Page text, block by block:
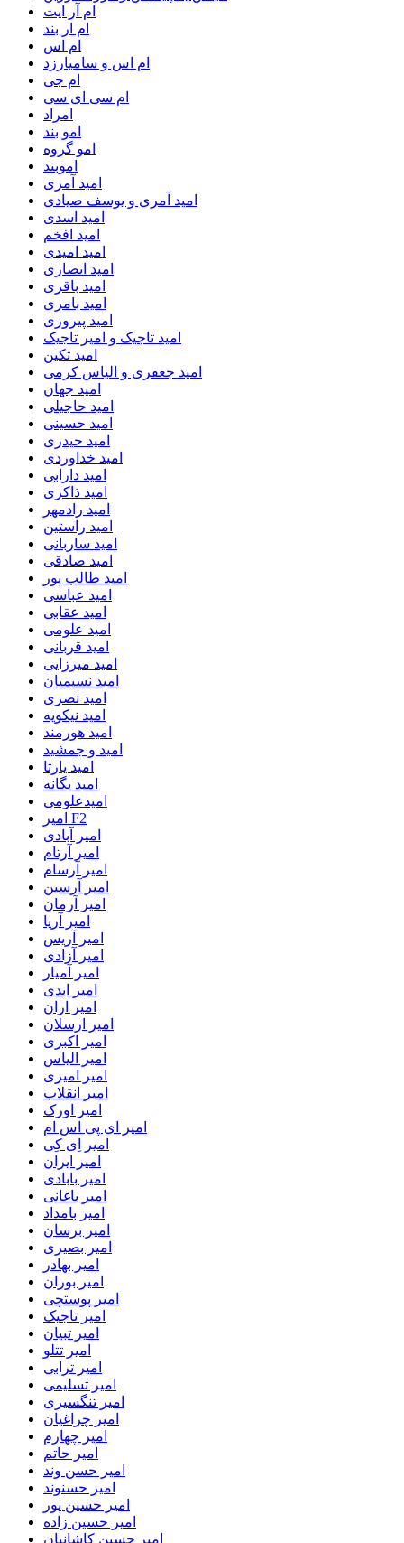
ام آر ایت
ام‌ ار بند
ام اس
ام اس و سامیارزد
ام جی
ام سی ای سی
امراد
امو بند
امو گروه
اموبند
امید آمری
امید آمری و یوسف صیادی
امید اسدی
امید افخم
امید امیدی
امید انصاری
امید باقری
امید بامری
امید پیروزی
امید تاجیک و امیر تاجیک
امید تکین
امید جعفری و الیاس کرمی
امید جهان
امید حاجیلی
امید حسینی
امید حیدری
امید خداوردی
امید دارابی
امید ذاکری
امید رادمهر
امید راستین
امید ساربانی
امید صادقی
امید طالب پور
امید عباسی
امید عقابی
امید علومی
امید قربانی
امید میرزایی
امید نسیمیان
امید نصری
امید نیکویه
امید هورمند
امید و جمشید
امید یارتا
امید یگانه
امیدعلومی
امیر F2
امیر آبادی
امیر آرتام
امیر آرسام
امیر آرسین
امیر آرمان
امیر آریا
امیر آریس
امیر آزادی
امیر آمیار
امیر ابدی
امیر اران
امیر ارسلان
امیر اکبری
امیر الیاس
امیر امیری
امیر انقلاب
امیر اورک
امیر ای پی اس ام
امیر اِی کِی
امیر ایران
امیر بابادی
امیر باغانی
امیر بامداد
امیر برسان
امیر بصیری
امیر بهادر
امیر بوران
امیر پوستچی
امیر تاجیک
امیر تبیان
امیر تتلو
امیر ترابی
امیر تسلیمی
امیر تنگسیری
امیر چراغیان
امیر چهارم
امیر حاتم
امیر حسن وند
امیر حسنوند
امیر حسین پور
امیر حسین زاده
امیر حسین کاشانیان